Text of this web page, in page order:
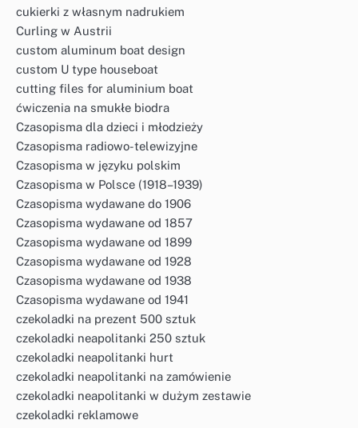
cukierki z własnym nadrukiem
Curling w Austrii
custom aluminum boat design
custom U type houseboat
cutting files for aluminium boat
ćwiczenia na smukłe biodra
Czasopisma dla dzieci i młodzieży
Czasopisma radiowo-telewizyjne
Czasopisma w języku polskim
Czasopisma w Polsce (1918–1939)
Czasopisma wydawane do 1906
Czasopisma wydawane od 1857
Czasopisma wydawane od 1899
Czasopisma wydawane od 1928
Czasopisma wydawane od 1938
Czasopisma wydawane od 1941
czekoladki na prezent 500 sztuk
czekoladki neapolitanki 250 sztuk
czekoladki neapolitanki hurt
czekoladki neapolitanki na zamówienie
czekoladki neapolitanki w dużym zestawie
czekoladki reklamowe